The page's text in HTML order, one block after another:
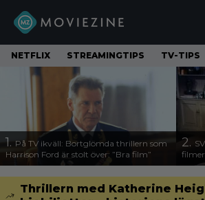
NETFLIX STREAMINGTIPS TV-TIPS
1. På TV ikväll: Bortglömda thrillern som
Harrison Ford är stolt över: ”Bra film”
2.
Thrillern med Katherine